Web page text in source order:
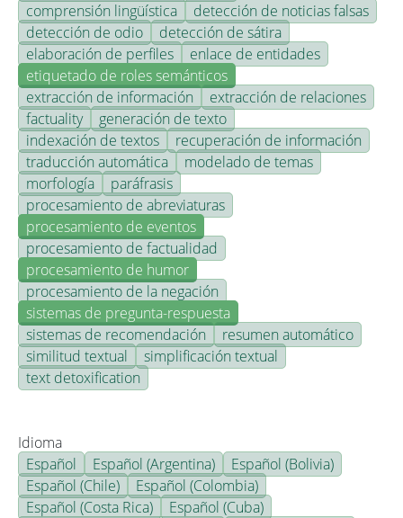
comprensión lingüística
detección de noticias falsas
detección de odio
detección de sátira
elaboración de perfiles
enlace de entidades
etiquetado de roles semánticos
extracción de información
extracción de relaciones
factuality
generación de texto
indexación de textos
recuperación de información
traducción automática
modelado de temas
morfología
paráfrasis
procesamiento de abreviaturas
procesamiento de eventos
procesamiento de factualidad
procesamiento de humor
procesamiento de la negación
sistemas de pregunta-respuesta
sistemas de recomendación
resumen automático
similitud textual
simplificación textual
text detoxification
Idioma
Español
Español (Argentina)
Español (Bolivia)
Español (Chile)
Español (Colombia)
Español (Costa Rica)
Español (Cuba)